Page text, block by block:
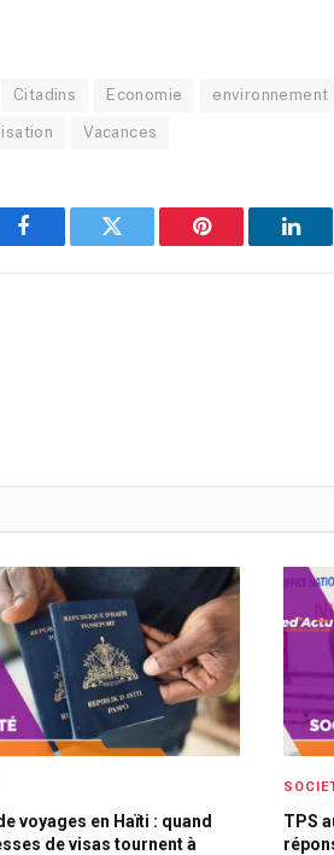
Citadins Economie environnement
Vacances
Facebook Twitter Pinterest
voyages en Haïti : quand
de visas tournent à
TPS